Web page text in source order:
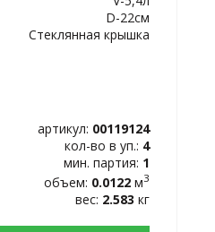
D-22см
Стеклянная крышка
артикул: 00119124
кол-во в уп.: 4
мин. партия: 1
объем: 0.0122 м3
вес: 2.583 кг